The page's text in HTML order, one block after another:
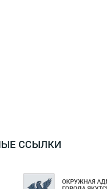
ССЫЛКИ